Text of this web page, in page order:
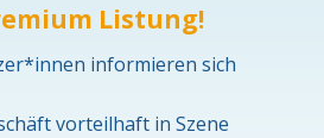
Listung!
informieren sich
vorteilhaft in Szene